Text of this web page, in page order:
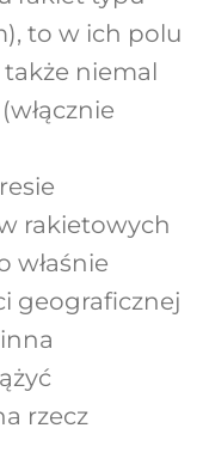
to w ich polu
niemal
rakietowych
właśnie
geograficznej
rzecz